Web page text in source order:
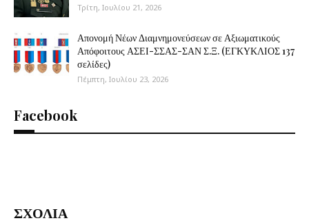
Τρίτη, Ιουλίου 21, 2026
Απονομή Νέων Διαμνημονεύσεων σε Αξιωματικούς
Απόφοιτους ΑΣΕΙ-ΣΣΑΣ-ΣΑΝ Σ.Ξ. (ΕΓΚΥΚΛΙΟΣ 137
σελίδες)
Πέμπτη, Ιουλίου 23, 2026
Facebook
ΣΧΟΛΙΑ